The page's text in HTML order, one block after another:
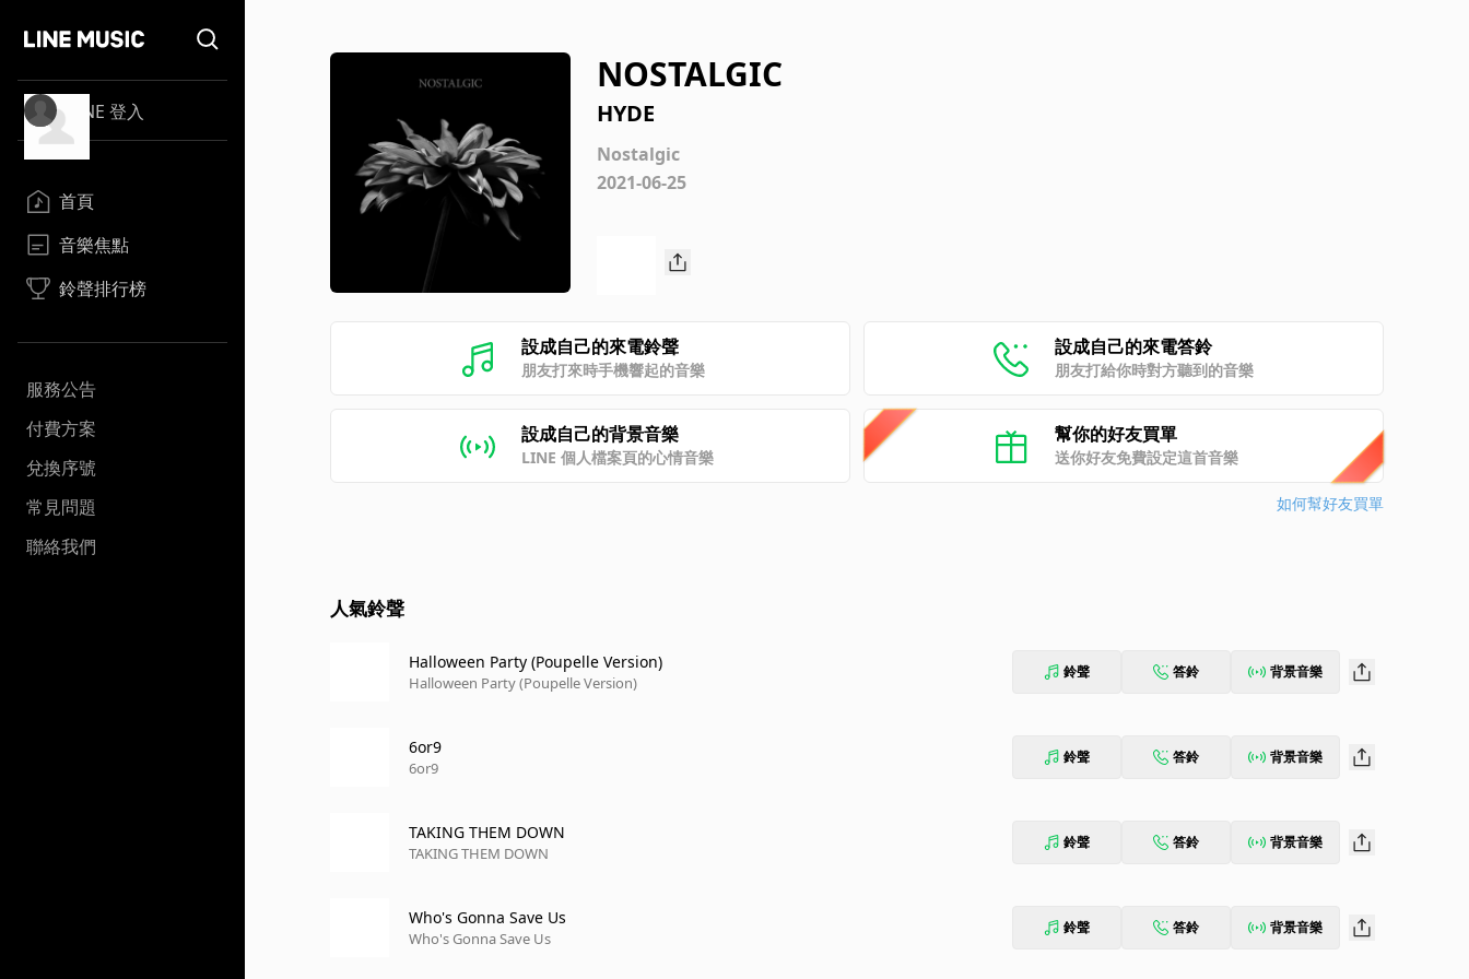
LINE 登入
首頁
音樂焦點
鈴聲排行榜
服務公告
付費方案
兌換序號
常見問題
聯絡我們
NOSTALGIC
HYDE
Nostalgic
2021-06-25
設成自己的來電鈴聲
朋友打來時手機響起的音樂
設成自己的來電答鈴
朋友打給你時對方聽到的音樂
設成自己的背景音樂
LINE 個人檔案頁的心情音樂
幫你的好友買單
送你好友免費設定這首音樂
如何幫好友買單
人氣鈴聲
Halloween Party (Poupelle Version)
Halloween Party (Poupelle Version)
鈴聲 答鈴 背景音樂
6or9
6or9
鈴聲 答鈴 背景音樂
TAKING THEM DOWN
TAKING THEM DOWN
鈴聲 答鈴 背景音樂
Who's Gonna Save Us
Who's Gonna Save Us
鈴聲 答鈴 背景音樂